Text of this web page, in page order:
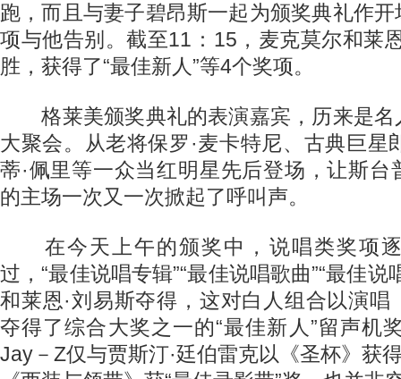
跑，而且与妻子碧昂斯一起为颁奖典礼作
项与他告别。截至11：15，麦克莫尔和莱
胜，获得了“最佳新人”等4个奖项。
格莱美颁奖典礼的表演嘉宾，历来是名
大聚会。从老将保罗·麦卡特尼、古典巨星
蒂·佩里等一众当红明星先后登场，让斯台
的主场一次又一次掀起了呼叫声。
在今天上午的颁奖中，说唱类奖项逐
过，“最佳说唱专辑”“最佳说唱歌曲”“最佳说
和莱恩·刘易斯夺得，这对白人组合以演唱
夺得了综合大奖之一的“最佳新人”留声机
Jay－Z仅与贾斯汀·廷伯雷克以《圣杯》获